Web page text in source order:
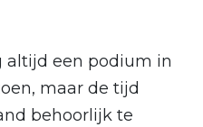
altijd een podium in
maar de tijd
behoorlijk te